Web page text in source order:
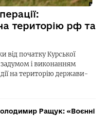
територію рф та
від початку Курської
задумом і виконанням
на територію держави-
Ращук: «Воєнні